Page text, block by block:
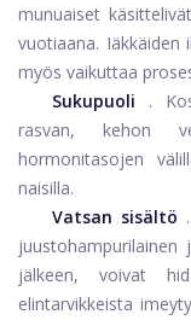
munuaiset
vuotiaana. Iäkkäiden
myös vaikuttaa
Sukupuoli
.
rasvan, kehon
hormonitasojen
naisilla.
Vatsan sisältö
jälkeen, voivat
elintarvikkeista